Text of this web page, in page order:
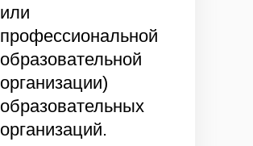
или
профессиональной
образовательной
организации)
образовательных
организаций.